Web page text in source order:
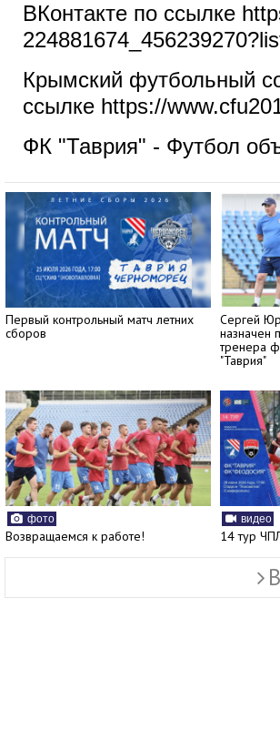
ВКонтакте по ссылке
Крымский футбольный
ссылке https://
ФК "Таврия" - Футбол
Первый контрольный матч летних
сборов
Сергей
назначен
тренера
"Таврия"
фото
Возвращаемся к работе!
видео
14 тур